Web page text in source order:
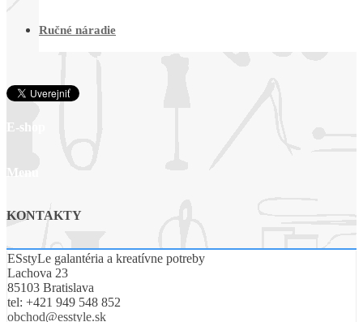
Ručné náradie
E-shop
Menu
KONTAKTY
ESstyLe galantéria a kreatívne potreby
Lachova 23
85103 Bratislava
tel: +421 949 548 852
obchod@esstyle.sk